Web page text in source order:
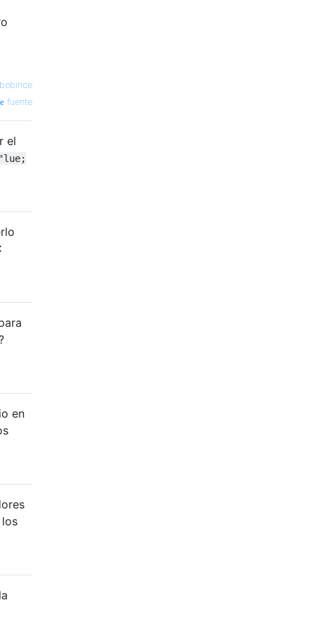
bobince
fuente
el
en